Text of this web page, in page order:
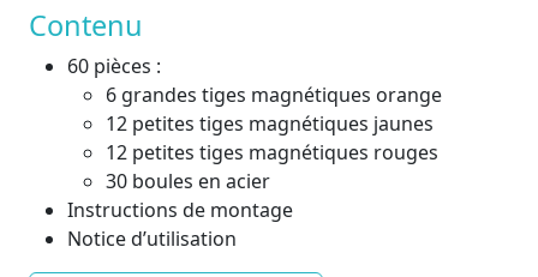
Contenu
60 pièces :
6 grandes tiges magnétiques orange
12 petites tiges magnétiques jaunes
12 petites tiges magnétiques rouges
30 boules en acier
Instructions de montage
Notice d’utilisation